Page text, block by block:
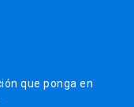
que ponga en